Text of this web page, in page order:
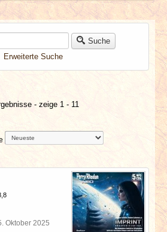
Suche
Erweiterte Suche
- zeige 1 - 11
Oktober 2025